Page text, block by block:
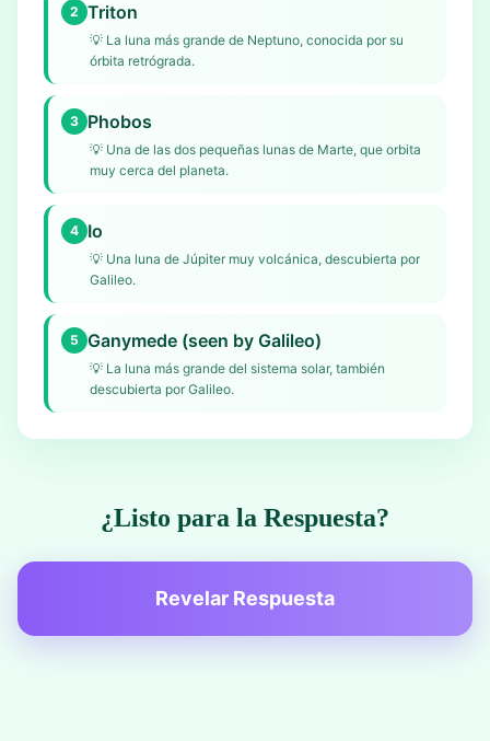
2 Triton
💡 La luna más grande de Neptuno, conocida por su
órbita retrógrada.
3 Phobos
💡 Una de las dos pequeñas lunas de Marte, que orbita
muy cerca del planeta.
4 Io
💡 Una luna de Júpiter muy volcánica, descubierta por
Galileo.
5 Ganymede (seen by Galileo)
💡 La luna más grande del sistema solar, también
descubierta por Galileo.
¿Listo para la Respuesta?
Revelar Respuesta